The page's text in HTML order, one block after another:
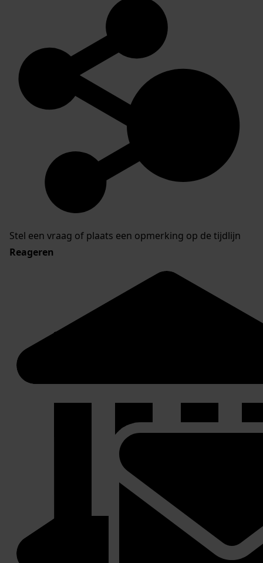
Stel een vraag of plaats een opmerking op de tijdlijn
Reageren